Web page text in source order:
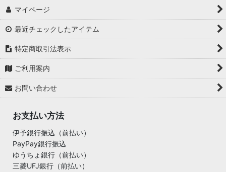
マイページ
最近チェックしたアイテム
特定商取引法表示
ご利用案内
お問い合わせ
お支払い方法
伊予銀行振込（前払い）
PayPay銀行振込
ゆうちょ銀行（前払い）
三菱UFJ銀行（前払い）